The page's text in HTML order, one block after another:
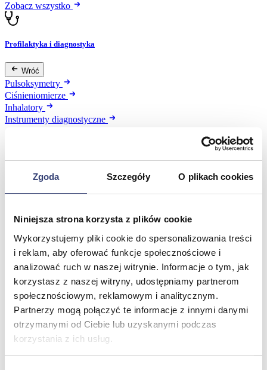
Zgoda Szczegóły O plikach cookies
Niniejsza strona korzysta z plików cookie
Wykorzystujemy pliki cookie do spersonalizowania treści
i reklam, aby oferować funkcje społecznościowe i
analizować ruch w naszej witrynie. Informacje o tym, jak
korzystasz z naszej witryny, udostępniamy partnerom
społecznościowym, reklamowym i analitycznym.
Partnerzy mogą połączyć te informacje z innymi danymi
otrzymanymi od Ciebie lub uzyskanymi podczas
korzystania z ich usług.
Zobacz wszystko
Profilaktyka i diagnostyka
Wróć
Pulsoksymetry
Ciśnieniomierze
Inhalatory
Instrumenty diagnostyczne
Kozetki
Pielęgnacja mebli
Taborety i krzesła
Stoły
Parawany
Fotele
Zobacz wszystko
Spa & Wellness